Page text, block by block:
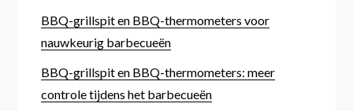
BBQ-grillspit en BBQ-thermometers voor
nauwkeurig barbecueën
BBQ-grillspit en BBQ-thermometers: meer
controle tijdens het barbecueën